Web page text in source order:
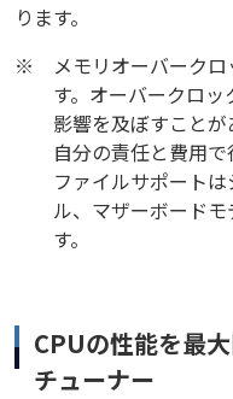
ります。
※
メモリオーバーク
す。オーバークロ
影響を及ぼすこと
自分の責任と費用
ファイルサポート
ル、マザーボード
す。
CPUの性能を最
チューナー